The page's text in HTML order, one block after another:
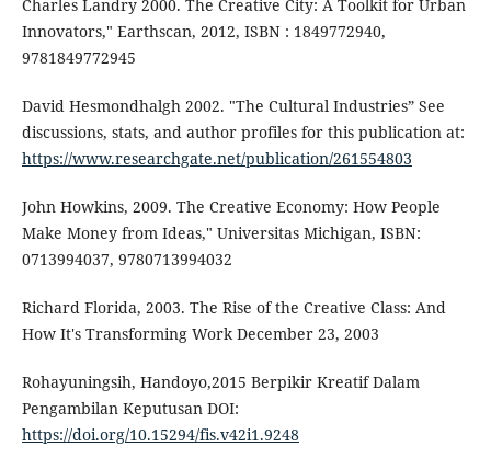
Charles Landry 2000. The Creative City: A Toolkit for Urban
Innovators," Earthscan, 2012, ISBN : 1849772940,
9781849772945
David Hesmondhalgh 2002. "The Cultural Industries” See
discussions, stats, and author profiles for this publication at:
https://www.researchgate.net/publication/261554803
John Howkins, 2009. The Creative Economy: How People
Make Money from Ideas," Universitas Michigan, ISBN:
0713994037, 9780713994032
Richard Florida, 2003. The Rise of the Creative Class: And
How It's Transforming Work December 23, 2003
Rohayuningsih, Handoyo,2015 Berpikir Kreatif Dalam
Pengambilan Keputusan DOI:
https://doi.org/10.15294/fis.v42i1.9248